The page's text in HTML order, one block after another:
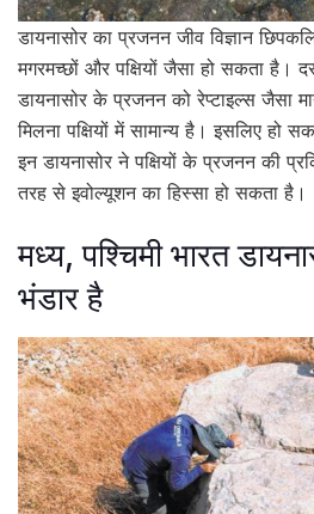
डायनासोर का प्रजनन जीव विज्ञान
मगरमच्छों और पक्षियों जैसा हो सकता है।
डायनासोर के प्रजनन को रेप्टाइल्स जैसा
मिलना पक्षियों में सामान्य है। इसलिए
इन डायनासोर ने पक्षियों के प्रजनन की
तरह से इवोल्यूशन का हिस्सा हो सकता है।
मध्य, पश्चिमी भारत
भंडार है